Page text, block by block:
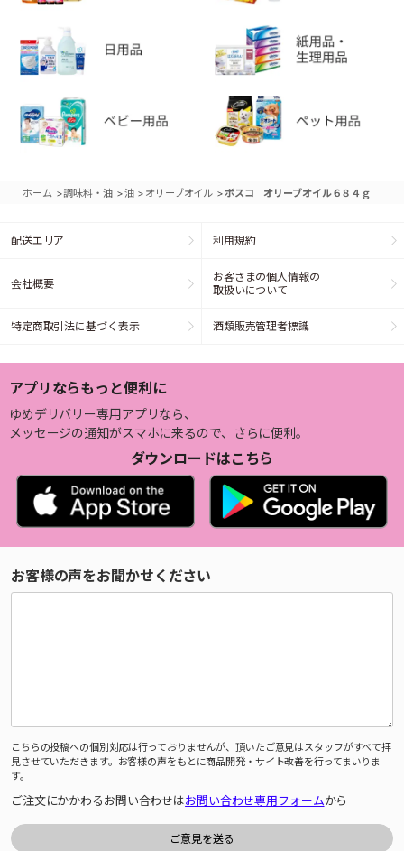
ホーム >調味料・油 >油 > オリーブオイル > ボスコ オリーブオイル６８４ｇ
配送エリア 利用規約
会社概要
お客さまの個人情報の
取扱いについて
特定商取引法に基づく表示 酒類販売管理者標識
アプリならもっと便利に
ゆめデリバリー専用アプリなら、
メッセージの通知がスマホに来るので、さらに便利。
ダウンロードはこちら
お客様の声をお聞かせください
こちらの投稿への個別対応は行っておりませんが、頂いたご意見はスタッフがすべて拝
見させていただきます。お客様の声をもとに商品開発・サイト改善を行ってまいりま
す。
ご注文にかかわるお問い合わせはお問い合わせ専用フォームから